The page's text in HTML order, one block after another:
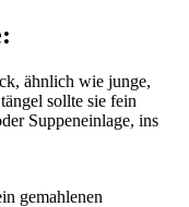
ähnlich wie junge,
sollte sie fein
Suppeneinlage, ins
gemahlenen